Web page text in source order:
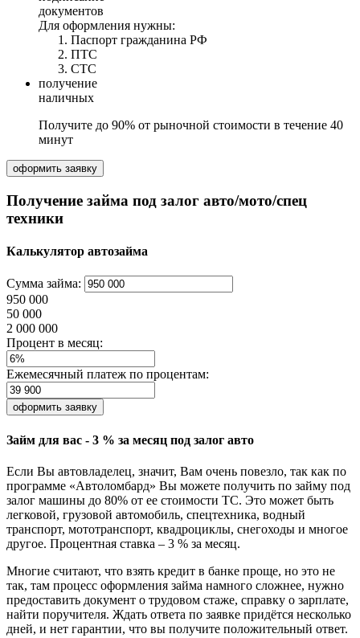
документов
Для оформления нужны:
Паспорт гражданина РФ
ПТС
СТС
получение
наличных
Получите до 90% от рыночной стоимости в течение 40
минут
оформить заявку
Получение займа под залог авто/мото/спец
техники
Калькулятор автозайма
Сумма займа:
950 000
50 000
2 000 000
Процент в месяц:
Ежемесячный платеж по процентам:
оформить заявку
Займ для вас - 3 % за месяц под залог авто
Если Вы автовладелец, значит, Вам очень повезло, так как по
программе «Автоломбард» Вы можете получить по займу под
залог машины до 80% от ее стоимости ТС. Это может быть
легковой, грузовой автомобиль, спецтехника, водный
транспорт, мототранспорт, квадроциклы, снегоходы и многое
другое. Процентная ставка – 3 % за месяц.
Многие считают, что взять кредит в банке проще, но это не
так, там процесс оформления займа намного сложнее, нужно
предоставить документ о трудовом стаже, справку о зарплате,
найти поручителя. Ждать ответа по заявке придётся несколько
дней, и нет гарантии, что вы получите положительный ответ.